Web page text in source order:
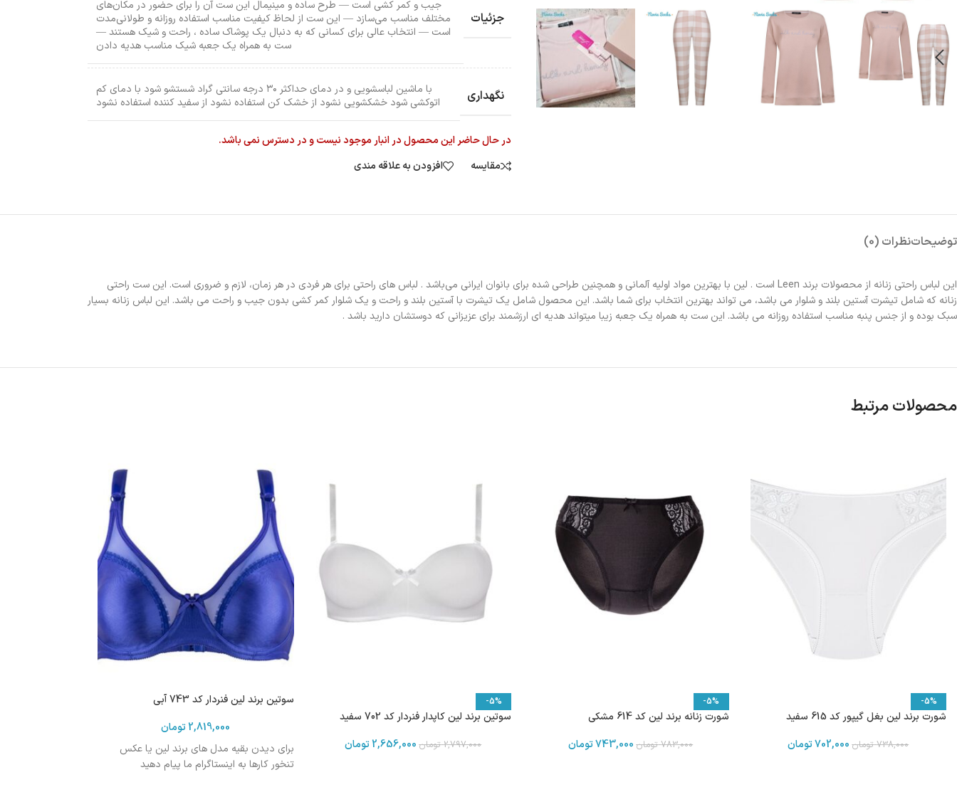
جزئیات
جیب و کمر کشی است — طرح ساده و مینیمال این ست آن را برای حضور در مکان‌های
مختلف مناسب می‌سازد — این ست از لحاظ کیفیت مناسب استفاده روزانه و طولانی‌مدت
است — انتخاب عالی برای کسانی که به دنبال یک پوشاک ساده ، راحت و شیک هستند —
ست به همراه یک جعبه شیک مناسب هدیه دادن
نگهداری
با ماشین لباسشویی و در دمای حداکثر ۳۰ درجه سانتی گراد شستشو شود با دمای کم
اتوکشی شود خشکشویی نشود از خشک کن استفاده نشود از سفید کننده استفاده نشود
در حال حاضر این محصول در انبار موجود نیست و در دسترس نمی باشد.
مقایسه
افزودن به علاقه مندی
توضیحاتنظرات (0)
این لباس راحتی زنانه از محصولات برند Leen است . لین با بهترین مواد اولیه آلمانی و همچنین طراحی شده برای بانوان ایرانی می‌باشد . لباس های راحتی برای هر فردی در هر زمان، لازم و ضروری است. این ست راحتی
زنانه که شامل تیشرت آستین بلند و شلوار می باشد، می تواند بهترین انتخاب برای شما باشد. این محصول شامل یک تیشرت با آستین بلند و راحت و یک شلوار کمر کشی بدون جیب و راحت می باشد. این لباس زنانه بسیار
سبک بوده و از جنس پنبه مناسب استفاده روزانه می باشد. این ست به همراه یک جعبه زیبا میتواند هدیه ای ارزشمند برای عزیزانی که دوستشان دارید باشد .
محصولات مرتبط
-5%
شورت برند لین بغل گیپور کد 615 سفید
738,000 تومان 702,000تومان
-5%
شورت زنانه برند لین کد 614 مشکی
783,000 تومان 743,000تومان
-5%
سوتین برند لین کاپدار فنردار کد 702 سفید
2,797,000 تومان 2,656,000تومان
سوتین برند لین فنردار کد 743 آبی
2,819,000تومان
برای دیدن بقیه مدل های برند لین یا عکس
تنخور کارها به اینستاگرام ما پیام دهید